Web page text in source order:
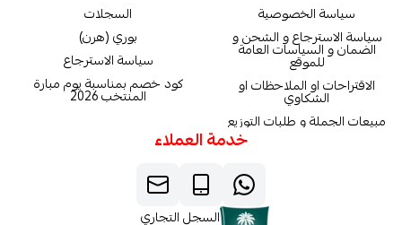
سياسة الخصوصية
سياسة الاسترجاع و الشحن و
الضمان و السياسات العامة
للموقع
الاقتراحات او الملاحظات او
الشكاوي
مبيعات الجملة و طلبات التوزيع
السجلات
بوري (هرن)
سياسة الاسترجاع
كود خصم بمناسبة يوم مبارة
المنتخب 2026
خدمة العملاء
السجل التجاري